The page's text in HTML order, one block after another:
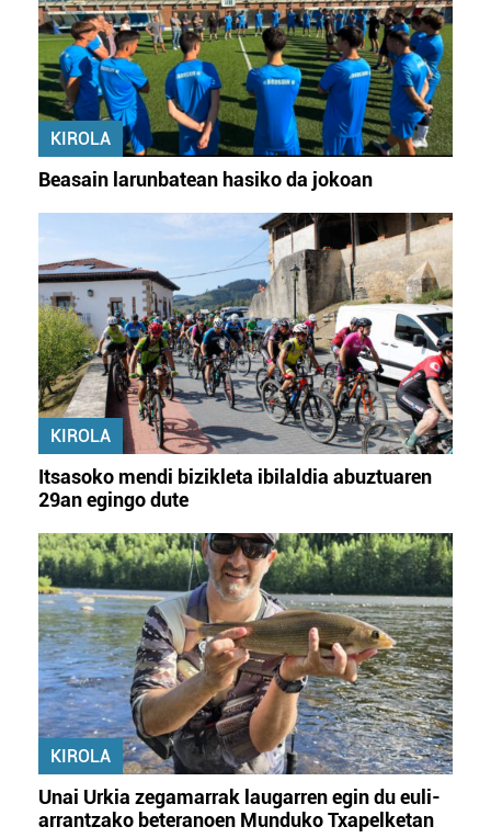
KIROLA
Beasain larunbatean hasiko da jokoan
KIROLA
Itsasoko mendi bizikleta ibilaldia abuztuaren
29an egingo dute
KIROLA
Unai Urkia zegamarrak laugarren egin du euli-
arrantzako beteranoen Munduko Txapelketan